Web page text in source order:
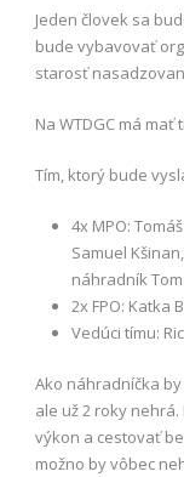
Jeden človek sa
bude vybavovať
starosť
Na WTDGC má mať
Tím, ktorý bude
4x MPO:
Samuel
náhradník
2x FPO: Katka
Vedúci tímu:
Ako náhradníčka
ale už 2 roky
výkon a cestovať
možno by vôbec